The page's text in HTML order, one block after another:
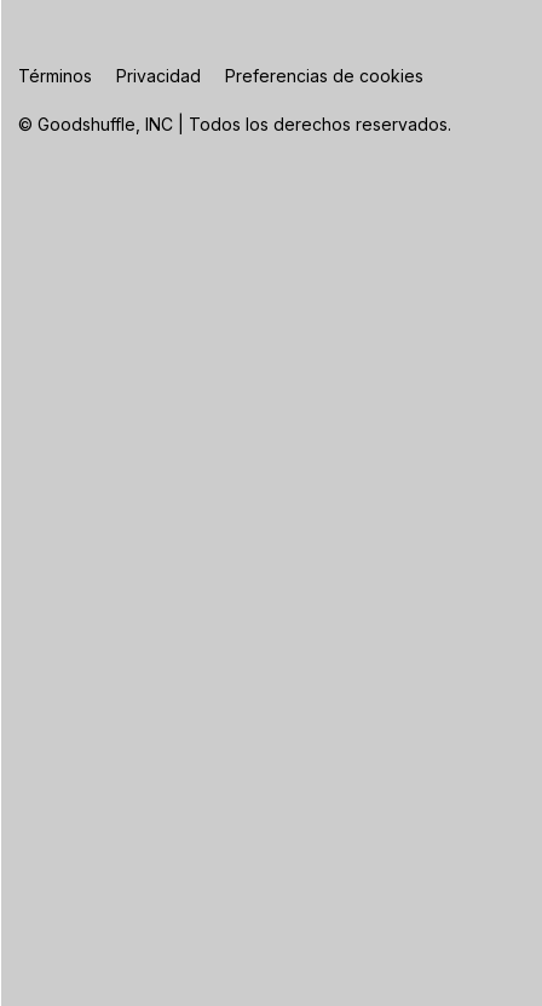
© Goodshuffle, INC | Todos los derechos reservados.
Términos Privacidad Preferencias de cookies